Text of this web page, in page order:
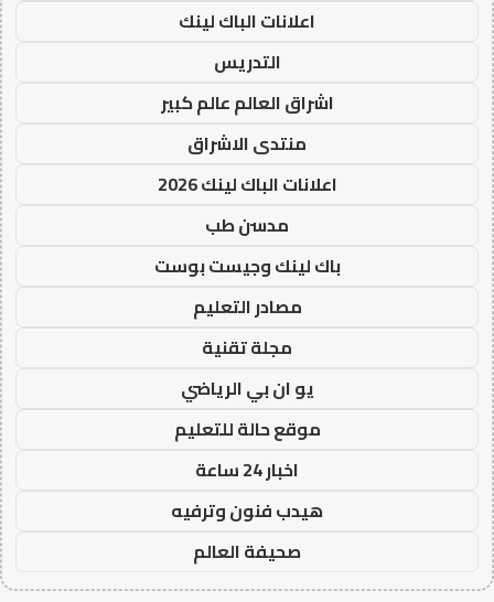
اعلانات الباك لينك
التدريس
اشراق العالم عالم كبير
منتدى الاشراق
اعلانات الباك لينك 2026
مدسن طب
باك لينك وجيست بوست
مصادر التعليم
مجلة تقنية
يو ان بي الرياضي
موقع حالة للتعليم
اخبار 24 ساعة
هيدب فنون وترفيه
صحيفة العالم